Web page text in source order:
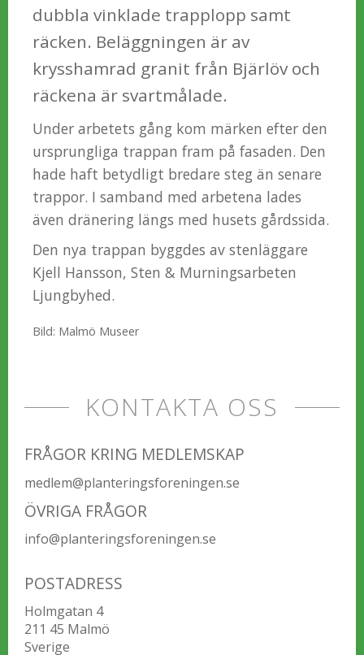
dubbla vinklade trapplopp samt
räcken. Beläggningen är av
krysshamrad granit från Bjärlöv och
räckena är svartmålade.
Under arbetets gång kom märken efter den
ursprungliga trappan fram på fasaden. Den
hade haft betydligt bredare steg än senare
trappor. I samband med arbetena lades
även dränering längs med husets gårdssida.
Den nya trappan byggdes av stenläggare
Kjell Hansson, Sten & Murningsarbeten
Ljungbyhed.
Bild: Malmö Museer
KONTAKTA OSS
FRÅGOR KRING MEDLEMSKAP
medlem@planteringsforeningen.se
ÖVRIGA FRÅGOR
info@planteringsforeningen.se
POSTADRESS
Holmgatan 4
211 45 Malmö
Sverige